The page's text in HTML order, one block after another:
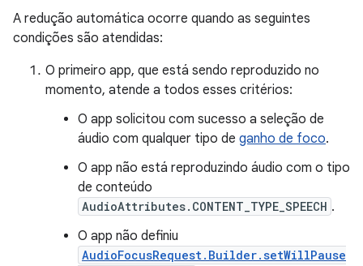
A redução automática ocorre quando as seguintes
condições são atendidas:
O primeiro app, que está sendo reproduzido no
momento, atende a todos esses critérios:
O app solicitou com sucesso a seleção de
áudio com qualquer tipo de ganho de foco.
O app não está reproduzindo áudio com o tipo
de conteúdo
AudioAttributes.CONTENT_TYPE_SPEECH .
O app não definiu
AudioFocusRequest.Builder.setWillPause